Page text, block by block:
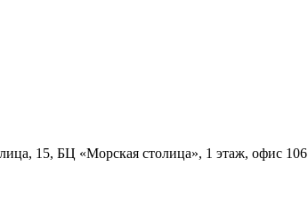
15, БЦ «Морская столица», 1 этаж, офис 106